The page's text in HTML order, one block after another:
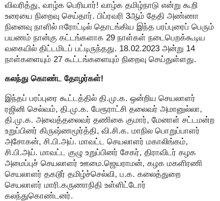
விவரித்து, வாழ்க பெரியார்! வாழ்க தமிழ்நாடு என்று கூறி
உரையை நிறைவு செய்தார். பிப்ரவரி 3ஆம் தேதி அண்ணா
நினைவு நாளில் ஈரோட்டில் தொடங்கிய இந்த பரப்புரைப் பெரும்
பயணம் நான்கு கட்டங்களாக 29 நாள்கள் நடைபெறக்கூடிய
வகையில் திட்டமிடப் பட்டிருந்தது. 18.02.2023 அன்று 14
நாள்களையும் 27 கூட்டங்களையும் நிறைவு செய்துள்ளது.
கலந்து கொண்ட தோழர்கள்!
இந்தப் பரப்புரை கூட்டத்தில் தி.மு.க. ஒன்றிய செயலாளர்
ரஜினி செல்வம், தி.மு.க. பேரூராட்சி தலைவர் அமானுல்லா,
தி.மு.க. அவைத்தலைவர் தணிகை குமார், மேனாள் சட்டமன்ற
உறுப்பினர் கிருஷ்ணமூர்த்தி, வி.சி.க. மாநில பொறுப்பாளர்
அசோகன், சி.பி.அய். மாவட்ட செயலாளர் மகாலிங்கம்,
சி.பி.அய். மாவட்ட குழு உறுப்பினர் சேகர், திராவிடர் கழக
அமைப்புச் செயலாளர் ஊமை.ஜெயராமன், கழக மகளிரணி
செயலாளர் தகடூர் தமிழ்ச்செல்வி, ப.க. கலைத்துறை
செயலாளர் மாரி.கருணாநிதி உள்ளிட்டோர்
கலந்துகொண்டனர்.